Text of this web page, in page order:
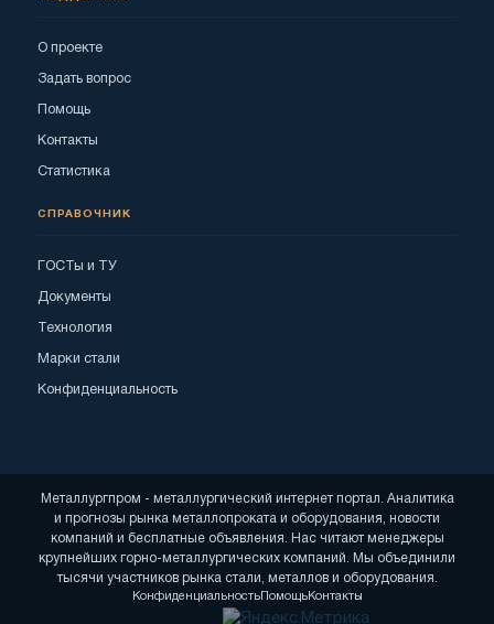
О проекте
Задать вопрос
Помощь
Контакты
Статистика
СПРАВОЧНИК
ГОСТы и ТУ
Документы
Технология
Марки стали
Конфиденциальность
Металлургпром - металлургический интернет портал. Аналитика
и прогнозы рынка металлопроката и оборудования, новости
компаний и бесплатные объявления. Нас читают менеджеры
крупнейших горно-металлургических компаний. Мы объединили
тысячи участников рынка стали, металлов и оборудования.
КонфиденциальностьПомощьКонтакты